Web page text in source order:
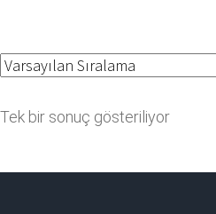
Tek bir sonuç gösteriliyor